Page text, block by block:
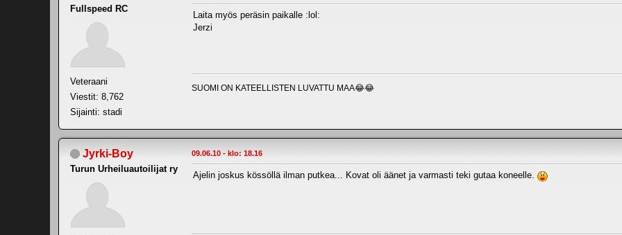
Fullspeed RC
Veteraani
Viestit: 8,762
Sijainti: stadi
Laita myös peräsin paikalle :lol:
Jerzi
SUOMI ON KATEELLISTEN LUVATTU MAA😂😂
Jyrki-Boy
Turun Urheiluautoilijat ry
09.06.10 - klo: 18.16
Ajelin joskus kössöllä ilman putkea... Kovat oli äänet ja varmasti teki gutaa koneelle.